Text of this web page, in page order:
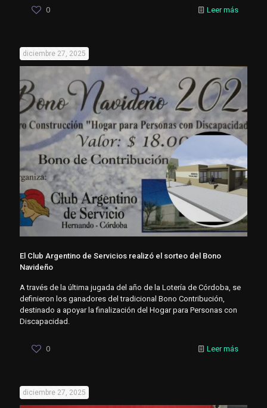
0 Leer más
diciembre 27, 2025
El Club Argentino de Servicios realizó el sorteo del Bono
Navideño
A través de la última jugada del año de la Lotería de Córdoba, se
definieron los ganadores del tradicional Bono Contribución,
destinado a apoyar la finalización del Hogar para Personas con
Discapacidad.
0 Leer más
diciembre 27, 2025